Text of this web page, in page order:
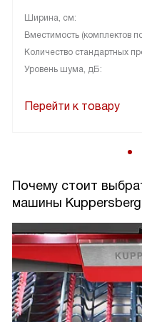
Ширина, см:
Вместимость (комплектов
Количество стандартных
Уровень шума, дБ:
Перейти к товару
Почему стоит
машины Kuppersberg